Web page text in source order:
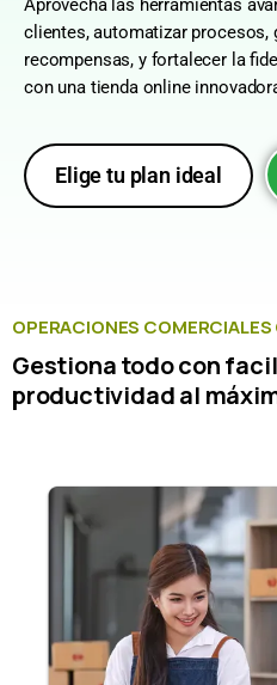
Aprovecha las herramientas
clientes, automatizar procesos,
recompensas, y fortalecer la
con una tienda online
Elige tu plan ideal
OPERACIONES
Gestiona todo con
productividad al